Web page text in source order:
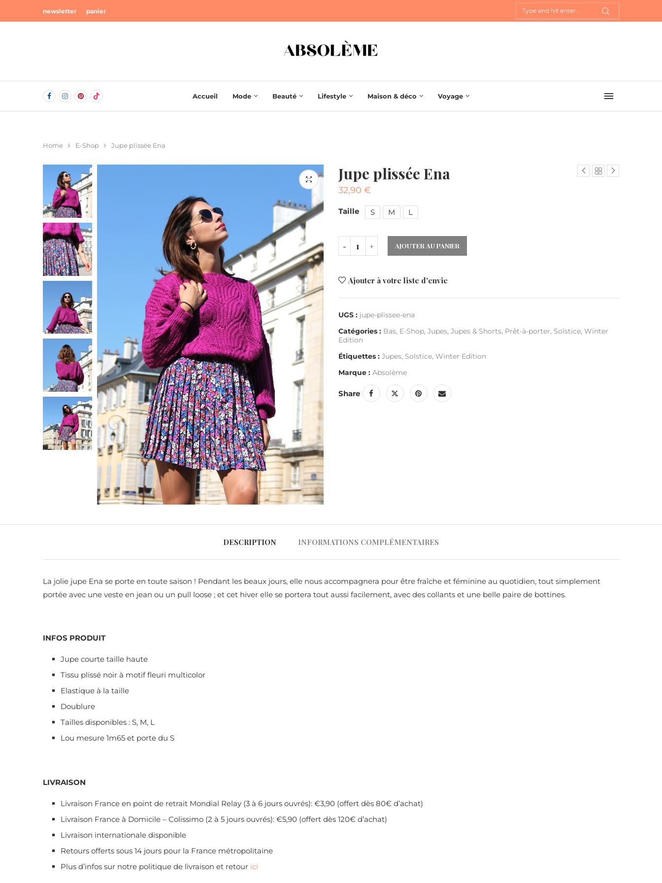
newsletter panier
Accueil Mode Beauté Lifestyle Maison & déco Voyage
Home E-Shop Jupe plissée Ena
Jupe plissée Ena
32,90 €
Taille S M L
AJOUTER AU PANIER
Ajouter à votre liste d'envie
UGS : jupe-plissee-ena
Catégories : Bas, E-Shop, Jupes, Jupes & Shorts, Prêt-à-porter, Solstice, Winter
Edition
Étiquettes : Jupes, Solstice, Winter Edition
Marque : Absolème
Share
DESCRIPTION INFORMATIONS COMPLÉMENTAIRES
La jolie jupe Ena se porte en toute saison ! Pendant les beaux jours, elle nous accompagnera pour être fraîche et féminine au quotidien, tout simplement
portée avec une veste en jean ou un pull loose ; et cet hiver elle se portera tout aussi facilement, avec des collants et une belle paire de bottines.
INFOS PRODUIT
Jupe courte taille haute
Tissu plissé noir à motif fleuri multicolor
Elastique à la taille
Doublure
Tailles disponibles : S, M, L
Lou mesure 1m65 et porte du S
LIVRAISON
Livraison France en point de retrait Mondial Relay (3 à 6 jours ouvrés): €3,90 (offert dès 80€ d’achat)
Livraison France à Domicile – Colissimo (2 à 5 jours ouvrés): €5,90 (offert dès 120€ d’achat)
Livraison internationale disponible
Retours offerts sous 14 jours pour la France métropolitaine
Plus d’infos sur notre politique de livraison et retour ici